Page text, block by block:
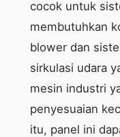
cocok untuk
membutuhkan
blower dan
sirkulasi udara
mesin industri
penyesuaian
itu, panel ini